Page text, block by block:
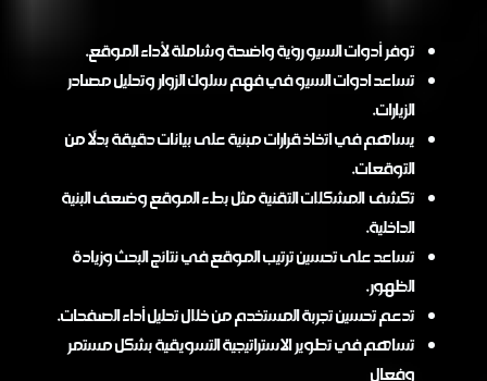
توفر أدوات السيو رؤية واضحة وشاملة لأداء الموقع.
تساعد ادوات السيو في فهم سلوك الزوار وتحليل مصادر
الزيارات.
يساهم في اتخاذ قرارات مبنية على بيانات دقيقة بدلًا من
التوقعات.
تكشف المشكلات التقنية مثل بطء الموقع وضعف البنية
الداخلية.
تساعد على تحسين ترتيب الموقع في نتائج البحث وزيادة
الظهور.
تدعم تحسين تجربة المستخدم من خلال تحليل أداء الصفحات.
تساهم في تطوير الاستراتيجية التسويقية بشكل مستمر
وفعال